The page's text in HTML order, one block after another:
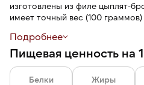
изготовлены из филе цыплят-
имеет точный вес (100
пикантностью.
Подробнее
Пищевая ценность на
Белки Жиры